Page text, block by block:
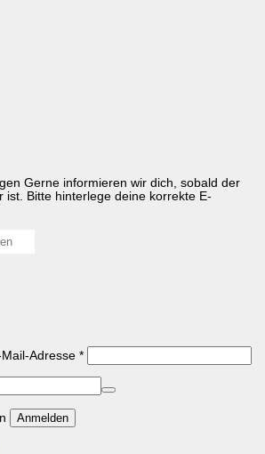
Gerne informieren wir dich, sobald der
ist. Bitte hinterlege deine korrekte E-
Adresse *Erforderlich
Anmelden